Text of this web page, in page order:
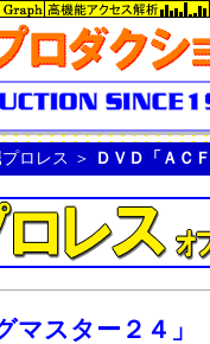
ロレス ＞ ＤＶＤ「ＡＣ
マスター２４」